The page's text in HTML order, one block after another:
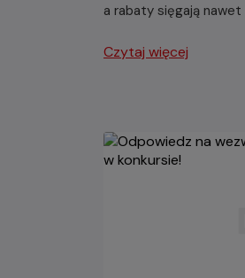
a rabaty sięgają nawet
Czytaj więcej